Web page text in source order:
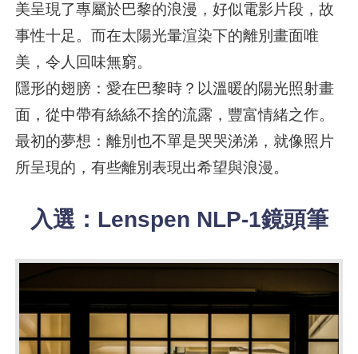
美呈現了專屬於巴黎的浪漫，好似電影片段，故
事性十足。而在太陽光暈渲染下的離別畫面唯
美，令人回味無窮。
隱形的翅膀：愛在巴黎時？以溫暖的陽光照射畫
面，從中帶有絲絲不捨的流露，豐富情緒之作。
最初的夢想：離別也不單是哭哭涕涕，就像照片
所呈現的，有些離別表現出希望與浪漫。
入選：Lenspen NLP-1鏡頭筆